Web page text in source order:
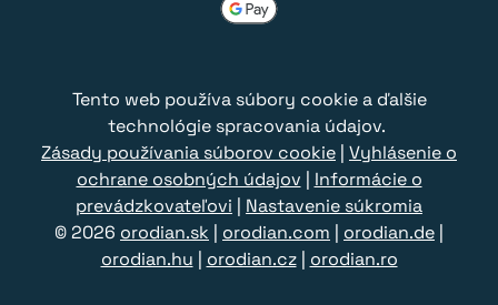
Tento web používa súbory cookie a ďalšie
technológie spracovania údajov.
Zásady používania súborov cookie Vyhlásenie o
ochrane osobných údajov
Informácie o
prevádzkovateľovi
Nastavenie súkromia
© 2026 orodian.sk orodian.com orodian.de
orodian.hu
orodian.cz| orodian.ro